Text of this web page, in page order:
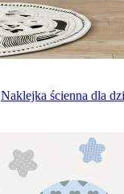
Naklejka ścienna dla